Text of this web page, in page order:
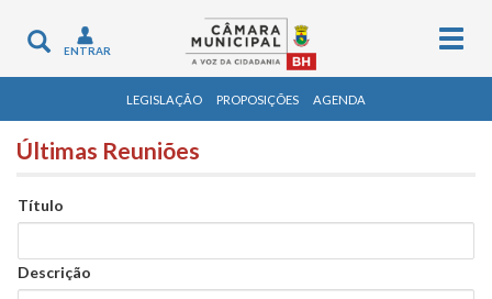
Toggle
navigation
ENTRAR
LEGISLAÇÃO PROPOSIÇÕES AGENDA
Últimas Reuniões
Título
Descrição